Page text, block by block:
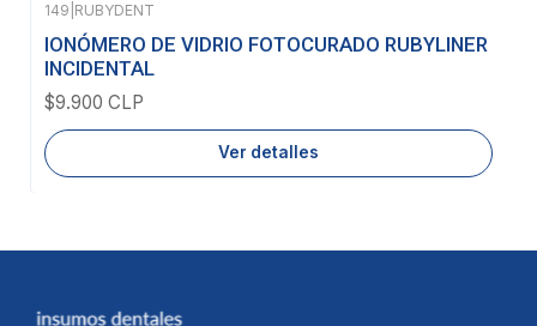
Agotado
149 RUBYDENT
IONÓMERO DE VIDRIO FOTOCURADO RUBYLINER
INCIDENTAL
$9.900 CLP
Ver detalles